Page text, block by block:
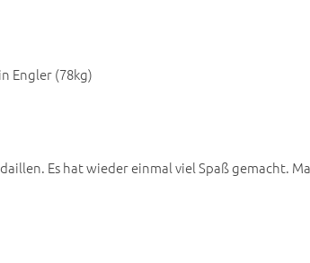
Engler (78kg)
Es hat wieder einmal viel Spaß gemacht.